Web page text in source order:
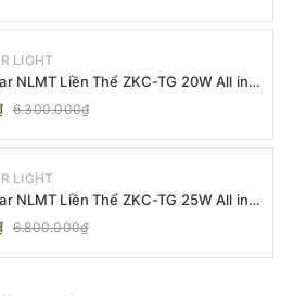
LIGHT
NLMT Liền Thể ZKC-TG 20W All in
Street Light
6.300.000₫
LIGHT
NLMT Liền Thể ZKC-TG 25W All in
Street Light
6.800.000₫